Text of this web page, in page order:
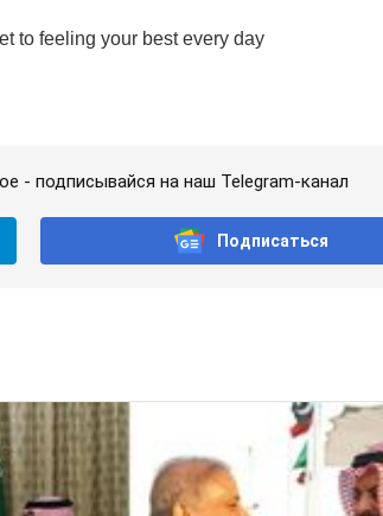
- подписывайся на наш Telegram-канал
Подписаться